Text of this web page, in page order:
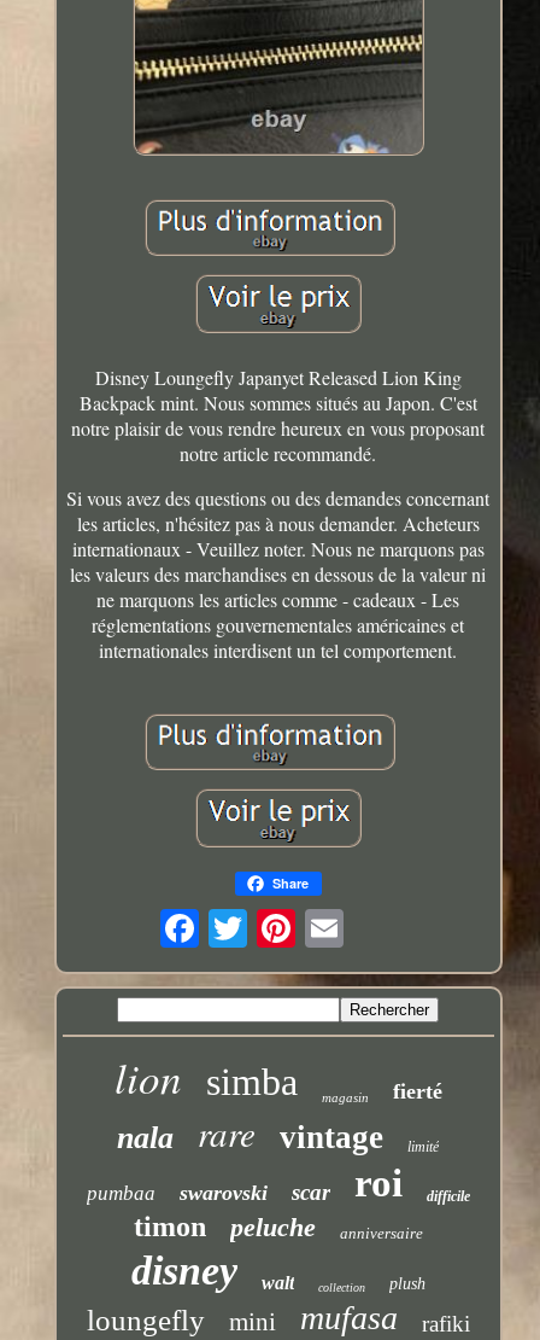
Disney Loungefly Japanyet Released Lion King
Backpack mint. Nous sommes situés au Japon. C'est
notre plaisir de vous rendre heureux en vous proposant
notre article recommandé.
Si vous avez des questions ou des demandes concernant
les articles, n'hésitez pas à nous demander. Acheteurs
internationaux - Veuillez noter. Nous ne marquons pas
les valeurs des marchandises en dessous de la valeur ni
ne marquons les articles comme - cadeaux - Les
réglementations gouvernementales américaines et
internationales interdisent un tel comportement.
Share
lion simba magasin fierté
nala rare vintage limité
pumbaa swarovski scar roi difficile
timon peluche anniversaire
disney walt collection plush
loungefly mini mufasa rafiki